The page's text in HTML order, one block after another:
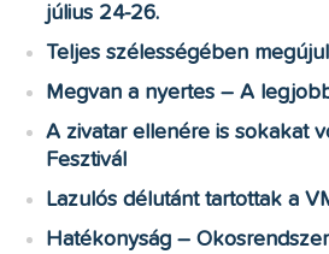
július 24-26.
Teljes szélességében
Megvan a nyertes – A
A zivatar ellenére is sokakat
Fesztivál
Lazulós délutánt tartottak a
Hatékonyság –